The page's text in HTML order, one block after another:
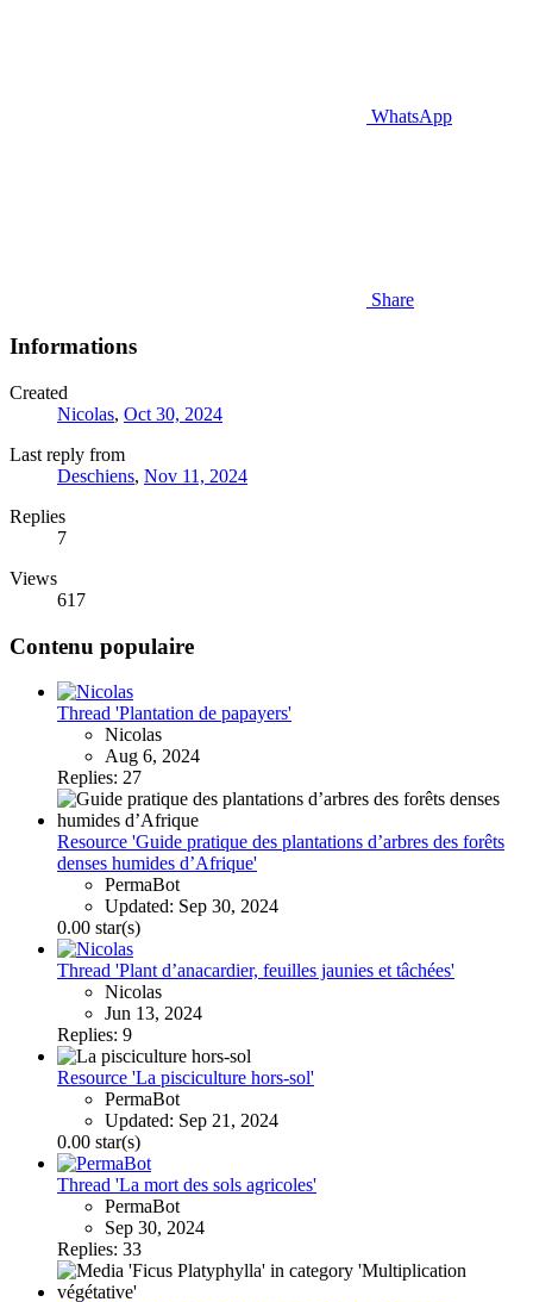
WhatsApp
Share
Informations
Created
Nicolas, Oct 30, 2024
Last reply from
Deschiens, Nov 11, 2024
Replies
7
Views
617
Contenu populaire
Thread 'Plantation de papayers'
Nicolas
Aug 6, 2024
Replies: 27
Resource 'Guide pratique des plantations d’arbres des forêts
denses humides d’Afrique'
PermaBot
Updated: Sep 30, 2024
0.00 star(s)
Thread 'Plant d’anacardier, feuilles jaunies et tâchées'
Nicolas
Jun 13, 2024
Replies: 9
Resource 'La pisciculture hors-sol'
PermaBot
Updated: Sep 21, 2024
0.00 star(s)
Thread 'La mort des sols agricoles'
PermaBot
Sep 30, 2024
Replies: 33